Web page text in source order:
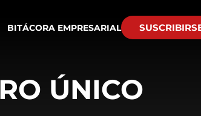
BITÁCORA EMPRESARIAL
ÚNICO